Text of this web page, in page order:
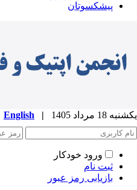
پیشکسوتان
18 مرداد 1405 |
English
ورود خودکار
ثبت نام
بازیابی رمز عبور